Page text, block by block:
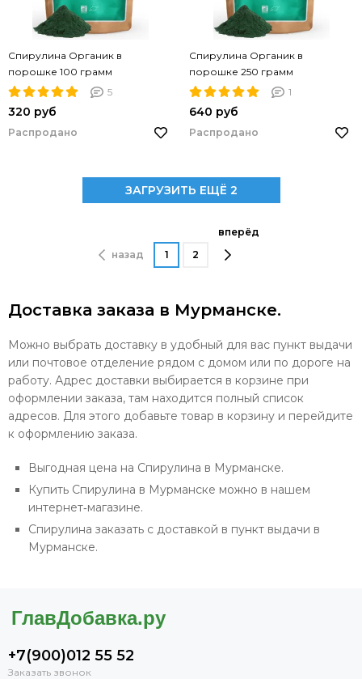
Спирулина Органик в
порошке 100 грамм
5
320 руб
Распродано
Спирулина Органик в
порошке 250 грамм
1
640 руб
Распродано
ЗАГРУЗИТЬ ЕЩЁ 2
назад 1 2
вперёд
Доставка заказа в Мурманске.
Можно выбрать доставку в удобный для вас пункт выдачи
или почтовое отделение рядом с домом или по дороге на
работу. Адрес доставки выбирается в корзине при
оформлении заказа, там находится полный список
адресов. Для этого добавьте товар в корзину и перейдите
к оформлению заказа.
Выгодная цена на Спирулина в Мурманске.
Купить Спирулина в Мурманске можно в нашем
интернет‐магазине.
Спирулина заказать с доставкой в пункт выдачи в
Мурманске.
+7(900)012 55 52
Заказать звонок